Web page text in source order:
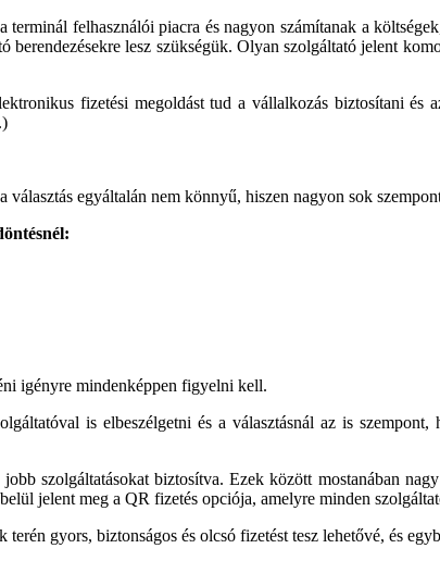
felhasználói piacra és nagyon számítanak a
berendezésekre lesz szükségük. Olyan szolgáltató jelent
fizetési megoldást tud a vállalkozás biztosítani és
egyáltalán nem könnyű, hiszen nagyon sok
igényre mindenképpen figyelni kell.
is elbeszélgetni és a választásnál az is
szolgáltatásokat biztosítva. Ezek között mostanában
jelent meg a QR fizetés opciója, amelyre minden
gyors, biztonságos és olcsó fizetést tesz lehetővé, és